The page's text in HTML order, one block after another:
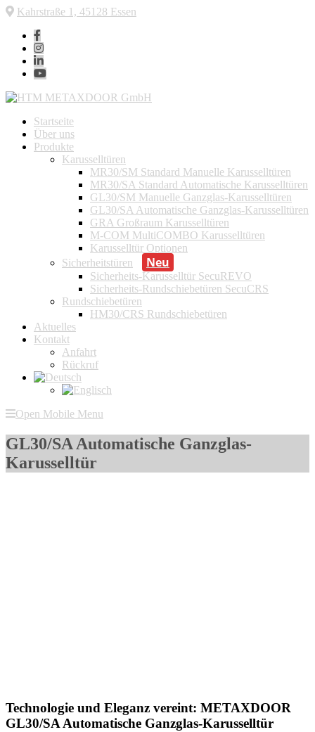
Kahrstraße 1, 45128 Essen
Startseite
Über uns
Produkte
Karusselltüren
MR30/SM Standard Manuelle Karusselltüren
MR30/SA Standard Automatische Karusselltüren
GL30/SM Manuelle Ganzglas-Karusselltüren
GL30/SA Automatische Ganzglas-Karusselltüren
GRA Großraum Karusselltüren
M-COM MultiCOMBO Karusselltüren
Karusselltür Optionen
Sicherheitstüren
Sicherheits-Karusselltür SecuREVO
Sicherheits-Rundschiebetüren SecuCRS
Rundschiebetüren
HM30/CRS Rundschiebetüren
Aktuelles
Kontakt
Anfahrt
Rückruf
Open Mobile Menu
GL30/SA Automatische Ganzglas-
Karusselltür
Technologie und Eleganz vereint: METAXDOOR
GL30/SA Automatische Ganzglas-Karusselltür